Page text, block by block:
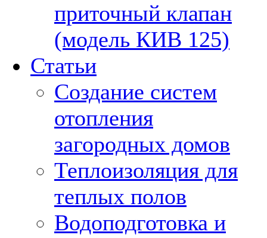
приточный клапан
(модель КИВ 125)
Статьи
Создание систем
отопления
загородных домов
Теплоизоляция для
теплых полов
Водоподготовка и